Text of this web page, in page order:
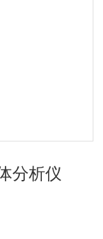
分析仪